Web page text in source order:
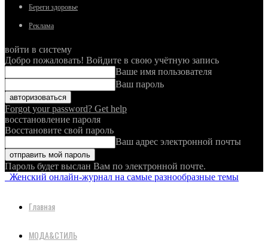
Береги здоровье
Реклама
войти в систему
Добро пожаловать! Войдите в свою учётную запись
Ваше имя пользователя
Ваш пароль
Forgot your password? Get help
восстановление пароля
Восстановите свой пароль
Ваш адрес электронной почты
Пароль будет выслан Вам по электронной почте.
Женский онлайн-журнал на самые разнообразные темы
Главная
МОДА&СТИЛЬ